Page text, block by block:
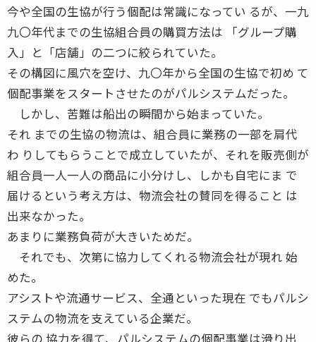
今や全国の生協が行う個配は常識になってい るが、一九
九〇年代までの生協組合員の購買方法は 「グループ購
入」と「店舗」の二つに絞られていた。
その構図に風穴を空け、九〇年から全国の生協で初め て
個配事業をスタートさせたのがパルシステムだった。
しかし、苦難は船出の瞬間から始まっていた。
それ までの生協の物流は、組合員に業務の一部を肩代
わ りしてもらうことで成立していたが、それを販売側が
組合員一人一人の商品に小分けし、しかも自宅にま で
届けるという考え方は、物流会社の賛同を得ること は
出来なかった。
あまりに業務負荷が大きいためだ。
それでも、次第に協力してくれる物流会社が現れ 始
めた。
アシストや流通サービス、全通といった現在 でもパルシ
ステムの物流を支えている企業だ。
彼らの 協力を得て、パルシステムの個配事業は滑り出